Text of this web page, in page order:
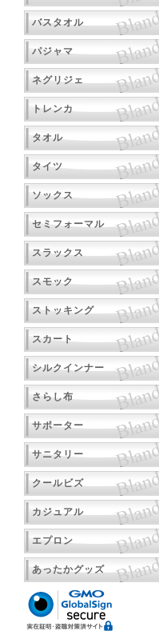
バスタオル
パジャマ
ネグリジェ
トレンカ
タオル
タイツ
ソックス
セミフォーマル
スラックス
スモック
ストッキング
スカート
シルクインナー
さらし布
サポーター
サニタリー
クールビズ
カジュアル
エプロン
あったかグッズ